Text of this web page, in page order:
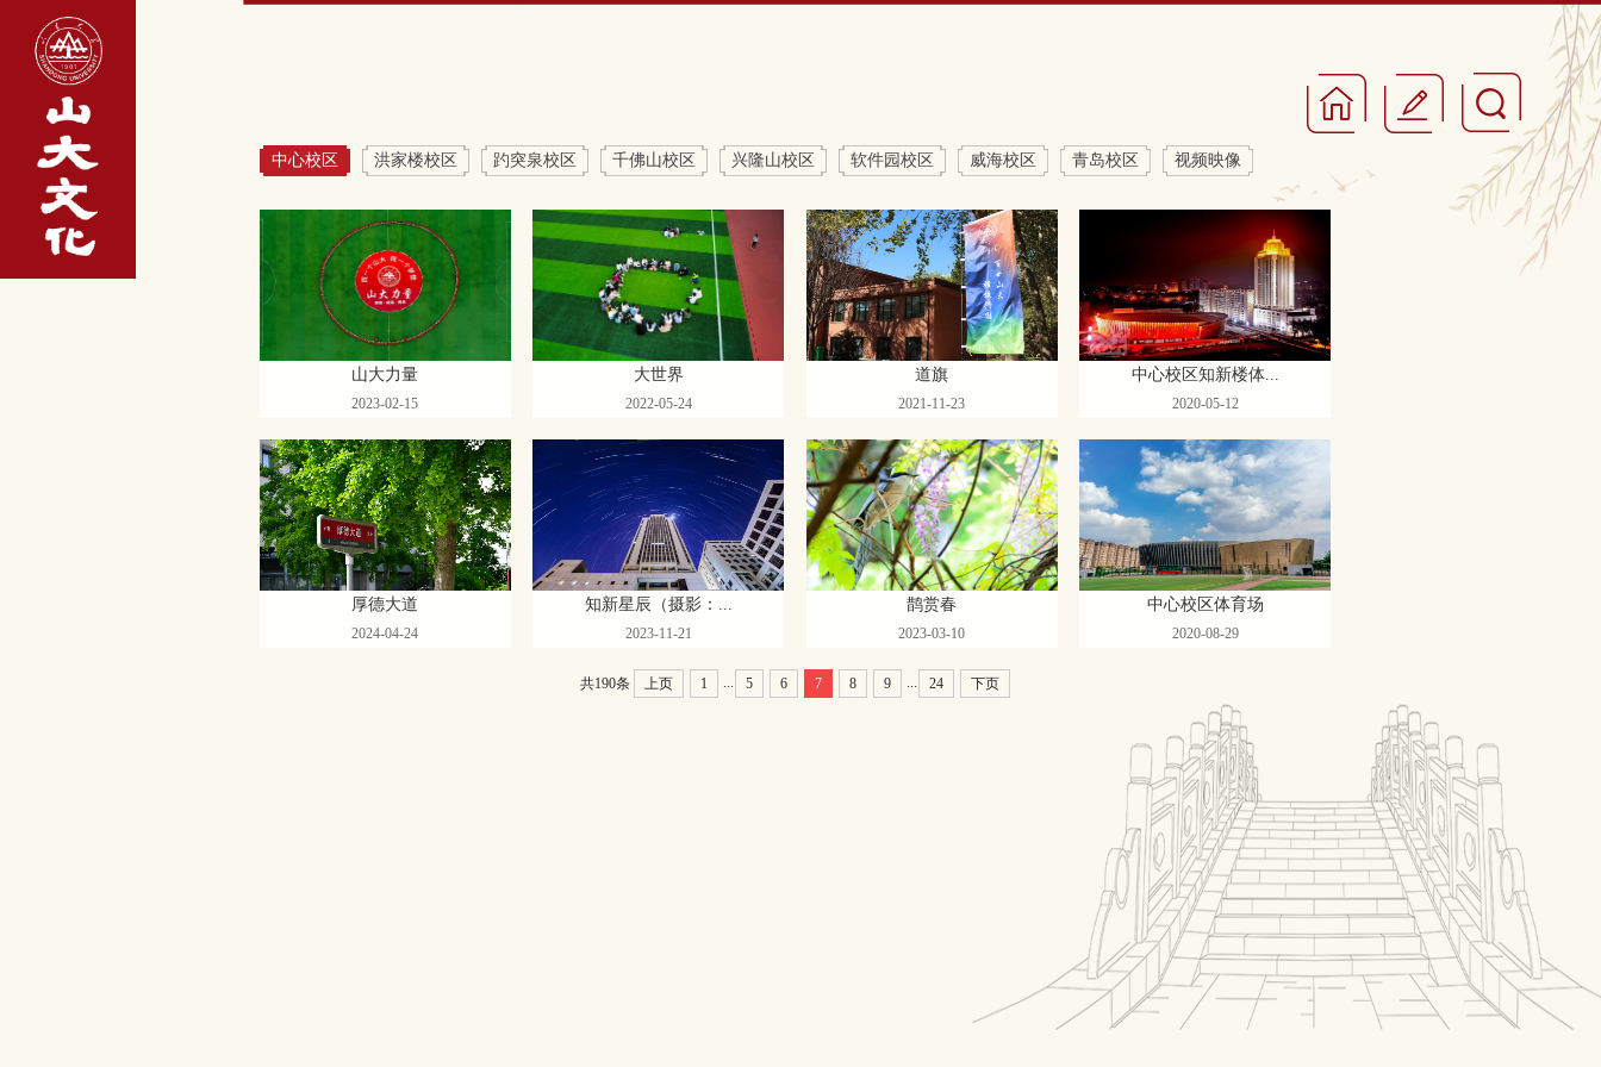
中心校区 洪家楼校区 趵突泉校区 千佛山校区 兴隆山校区 软件园校区 威海校区 青岛校区 视频映像
山大力量
2023-02-15
大世界
2022-05-24
道旗
2021-11-23
中心校区知新楼体...
2020-05-12
厚德大道
2024-04-24
知新星辰（摄影：...
2023-11-21
鹊赏春
2023-03-10
中心校区体育场
2020-08-29
共190条 上页 1 ... 5 6 7 8 9 ... 24 下页